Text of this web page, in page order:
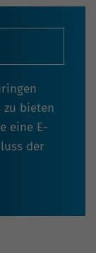
zu bieten
eine E-
der